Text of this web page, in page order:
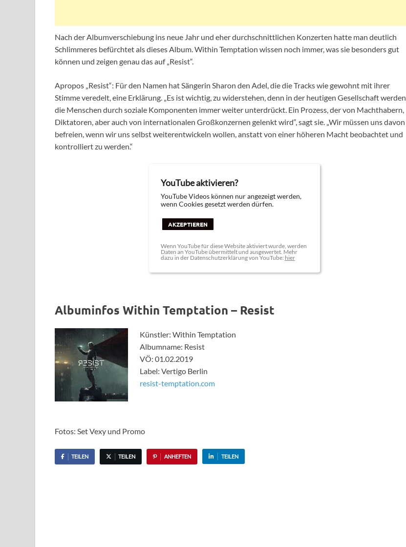
Nach der Albumverschiebung ins neue Jahr und eher durchschnittlichen Konzerten hatte man deutlich
Schlimmeres befürchtet als dieses Album. Within Temptation wissen noch immer, was sie besonders gut
können und zeigen genau das auf „Resist“.
Apropos „Resist“: Für den Namen hat Sängerin Sharon den Adel, die die Tracks wie gewohnt mit ihrer
Stimme veredelt, eine Erklärung. „Es ist wichtig, zu widerstehen, denn in der heutigen Gesellschaft werden
die Menschen durch soziale Komponenten immer weiter unterdrückt. Ein Prozess, der von Machthabern,
Diktatoren, aber auch von internationalen Großkonzernen gelenkt wird“, sagt sie. „Wir müssen uns davon
befreien, wenn wir uns selbst weiterentwickeln wollen, anstatt von einer höheren Macht beobachtet und
kontrolliert zu werden.“
YouTube aktivieren?
YouTube Videos können nur angezeigt werden,
wenn Cookies gesetzt werden dürfen.
AKZEPTIEREN
Wenn YouTube für diese Website aktiviert wurde, werden
Daten an YouTube übermittelt und ausgewertet. Mehr
dazu in der Datenschutzerklärung von YouTube: hier
Albuminfos Within Temptation – Resist
Künstler: Within Temptation
Albumname: Resist
VÖ: 01.02.2019
Label: Vertigo Berlin
resist-temptation.com
Fotos: Set Vexy und Promo
TEILEN TEILEN ANHEFTEN TEILEN